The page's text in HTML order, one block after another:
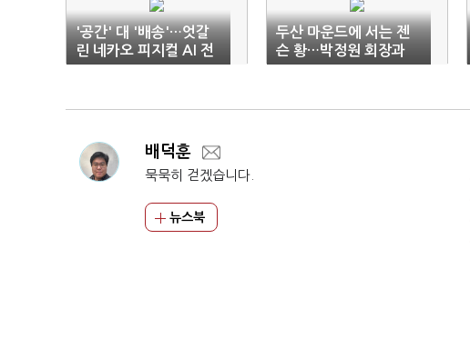
'공간' 대 '배송'…엇갈
린 네카오 피지컬 AI 전
략
두산 마운드에 서는 젠
슨 황…박정원 회장과
‘투타 호흡’
배덕훈
묵묵히 걷겠습니다.
뉴스북